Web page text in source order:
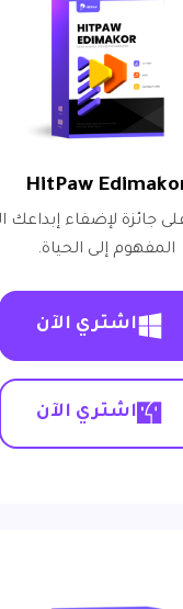
HitPaw
جائزة لإضفاء إبداعك
المفهوم إلى الحياة.
اشتري الآن
اشتري الآن